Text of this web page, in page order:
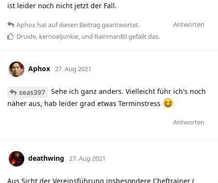
ist leider noch nicht jetzt der Fall.
Antworten
Aphox hatauf diesen Beitrag geantwortet.
Druide, kernoeljunkie, und Rainman80gefällt das.
Aphox 27. Aug 2021
seas397
Sehe ich ganz anders. Vielleicht führ ich's noch
näher aus, hab leider grad etwas Terminstress
Antworten
deathwing 27. Aug 2021
Aus Sicht der Vereinsführung insbesondere Cheftrainer (